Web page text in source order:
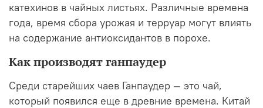
катехинов в чайных листьях. Различные времена
года, время сбора урожая и терруар могут влиять
на содержание антиоксидантов в порохе.
Как производят ганпаудер
Среди старейших чаев Ганпаудер — это чай,
который появился еще в древние времена. Китай